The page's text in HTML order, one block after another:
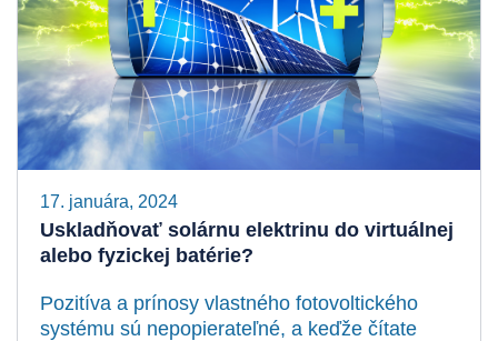
17. januára, 2024
Uskladňovať solárnu elektrinu do virtuálnej
alebo fyzickej batérie?
Pozitíva a prínosy vlastného fotovoltického
systému sú nepopierateľné, a keďže čítate